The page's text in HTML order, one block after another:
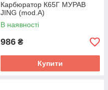
Карбюратор К65Г МУРАВ
JING (mod.A)
В наявності
986 ₴
Купити